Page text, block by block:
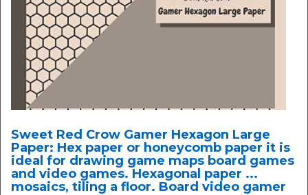
Sweet Red Crow Gamer Hexagon Large
Paper: Hex paper or honeycomb paper it is
ideal for drawing game maps board games
and video games. Hexagonal paper ...
mosaics, tiling a floor. Board video gamer